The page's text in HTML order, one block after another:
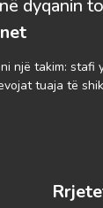
dyqanin
një takim: stafi
tuaja të